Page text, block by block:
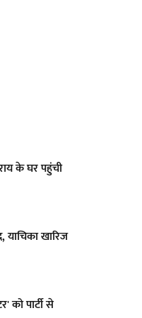
के घर पहुंची
याचिका खारिज
को पार्टी से